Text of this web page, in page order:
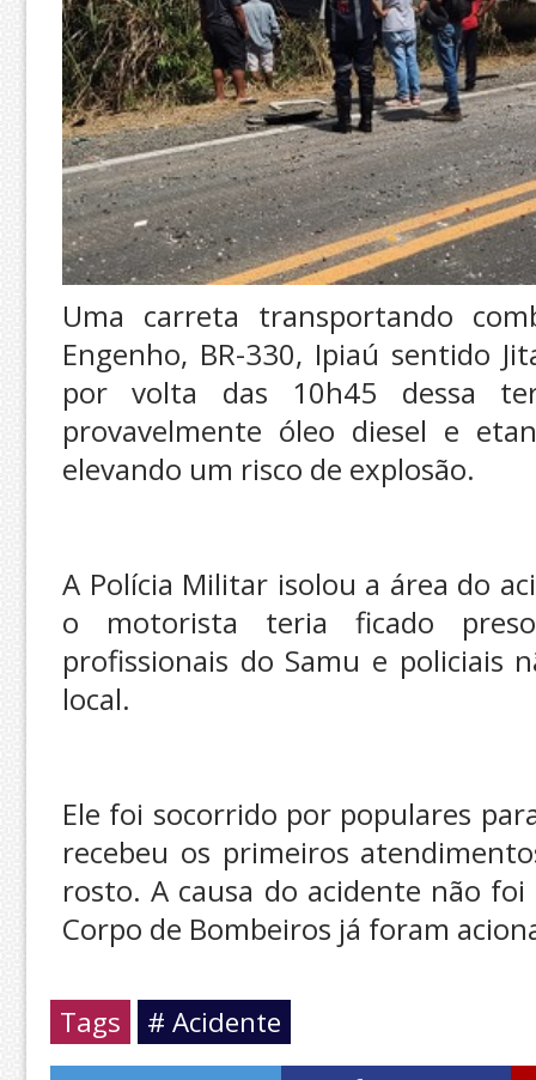
Uma carreta transportando
Engenho, BR-330, Ipiaú sentido
por volta das 10h45 dessa
provavelmente óleo diesel e
elevando um risco de explosão.
A Polícia Militar isolou a área do
o motorista teria ficado
profissionais do Samu e policiais
local.
Ele foi socorrido por populares
recebeu os primeiros
rosto. A causa do acidente não foi
Corpo de Bombeiros já foram
Tags # Acidente